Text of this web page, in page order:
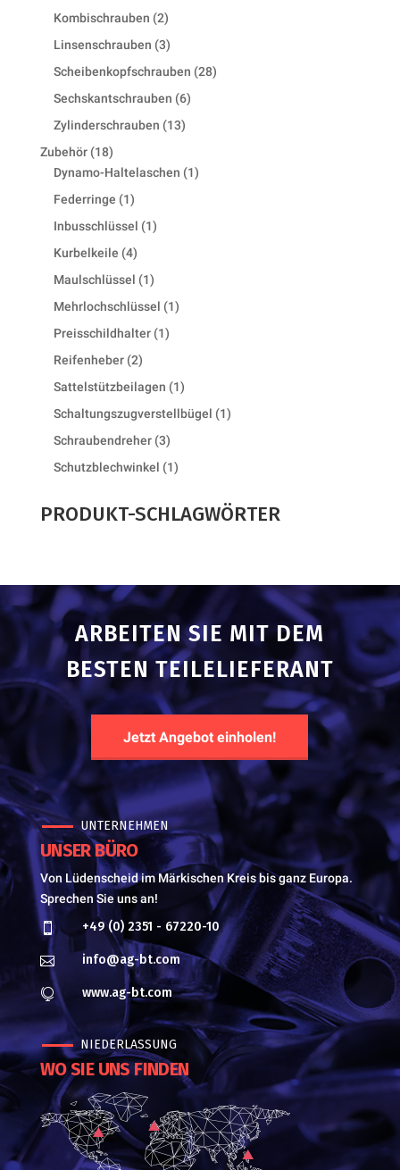
Kombischrauben 22
products
Linsenschrauben 33
products
Scheibenkopfschrauben 2828
Sechskantschrauben 66
Zylinderschrauben 1313
Zubehör 1818
products
Dynamo-Haltelaschen 11
Federringe 11
product
Inbusschlüssel 11
Kurbelkeile 44
products
Maulschlüssel 11
product
Mehrlochschlüssel 11
Preisschildhalter 11
Reifenheber 22
products
Sattelstützbeilagen 11
product
Schaltungszugverstellbügel 11
Schraubendreher 33
products
Schutzblechwinkel 11
PRODUKT-SCHLAGWÖRTER
ARBEITEN SIE MIT DEM
BESTEN TEILELIEFERANT
Jetzt Angebot einholen!
UNTERNEHMEN
UNSER BÜRO
Von Lüdenscheid im Märkischen Kreis bis ganz Europa.
Sprechen Sie uns an!
 +49 (0) 2351 - 67220-10
 info@ag-bt.com
 www.ag-bt.com
NIEDERLASSUNG
WO SIE UNS FINDEN